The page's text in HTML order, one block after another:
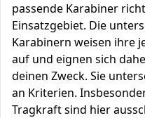
passende Karabiner
Einsatzgebiet. Die
Karabinern weisen ihre
auf und eignen sich
deinen Zweck. Sie
an Kriterien.
Tragkraft sind hier